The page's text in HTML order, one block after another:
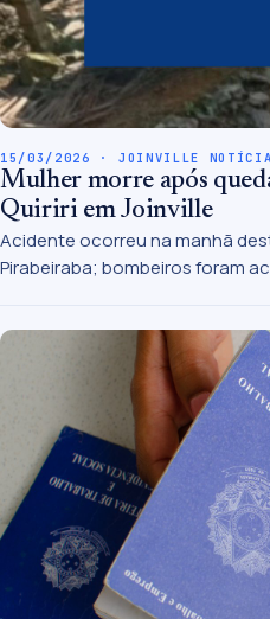
15/03/2026 · JOINVILLE
Mulher morre após
Quiriri em Joinville
Acidente ocorreu na manhã
Pirabeiraba; bombeiros foram